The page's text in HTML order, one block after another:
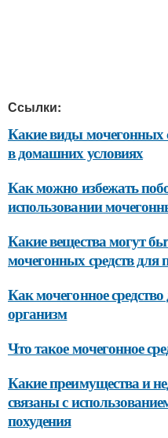
Ссылки:
Какие виды мочегонных
в домашних условиях
Как можно избежать
использовании
Какие вещества могут
мочегонных средств для
Как мочегонное
организм
Что такое мочегонное
Какие преимущества и
связаны с
похудения